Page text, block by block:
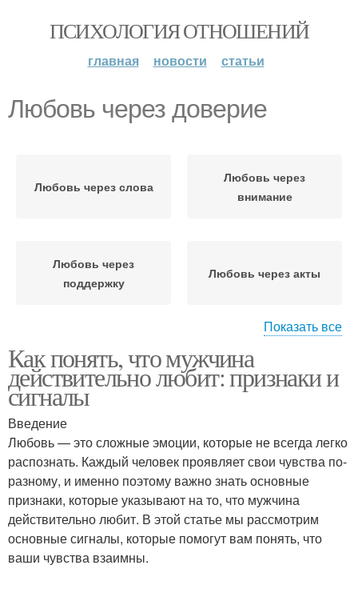
ПСИХОЛОГИЯ ОТНОШЕНИЙ
главная новости статьи
Любовь через доверие
Любовь через слова
Любовь через
внимание
Любовь через
поддержку
Любовь через акты
Любовь через уход
мужчинами
Глубокая любовь
Показать все
Как понять, что мужчина
действительно любит: признаки и
сигналы
Введение
Любовь — это сложные эмоции, которые не всегда легко
распознать. Каждый человек проявляет свои чувства по-
разному, и именно поэтому важно знать основные
признаки, которые указывают на то, что мужчина
действительно любит. В этой статье мы рассмотрим
основные сигналы, которые помогут вам понять, что
ваши чувства взаимны.